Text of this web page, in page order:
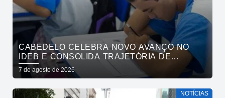
CABEDELO CELEBRA NOVO AVANÇO NO
IDEB E CONSOLIDA TRAJETÓRIA DE
CRESCIMENTO NA EDUCAÇÃO PÚBLICA
7 de agosto de 2026
NOTÍCIAS